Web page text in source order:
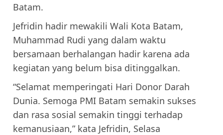
Batam.
Jefridin hadir mewakili Wali Kota Batam,
Muhammad Rudi yang dalam waktu
bersamaan berhalangan hadir karena ada
kegiatan yang belum bisa ditinggalkan.
“Selamat memperingati Hari Donor Darah
Dunia. Semoga PMI Batam semakin sukses
dan rasa sosial semakin tinggi terhadap
kemanusiaan,” kata Jefridin, Selasa